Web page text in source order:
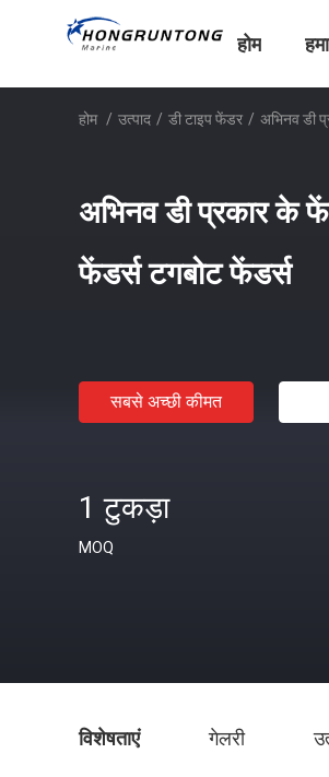
होम
होम / उत्पाद / डी टाइप फेंडर / अभिनव डी
अभिनव डी प्रकार के
फेंडर्स टगबोट फेंडर्स
सबसे अच्छी कीमत
1 टुकड़ा
MOQ
विशेषताएं गेलरी